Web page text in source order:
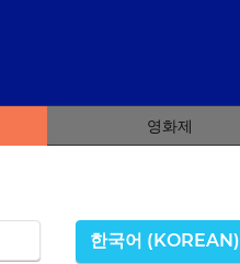
영화제
한국어 (KOREAN)